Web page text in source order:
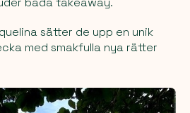
sätter de upp en unik
med smakfulla nya rätter